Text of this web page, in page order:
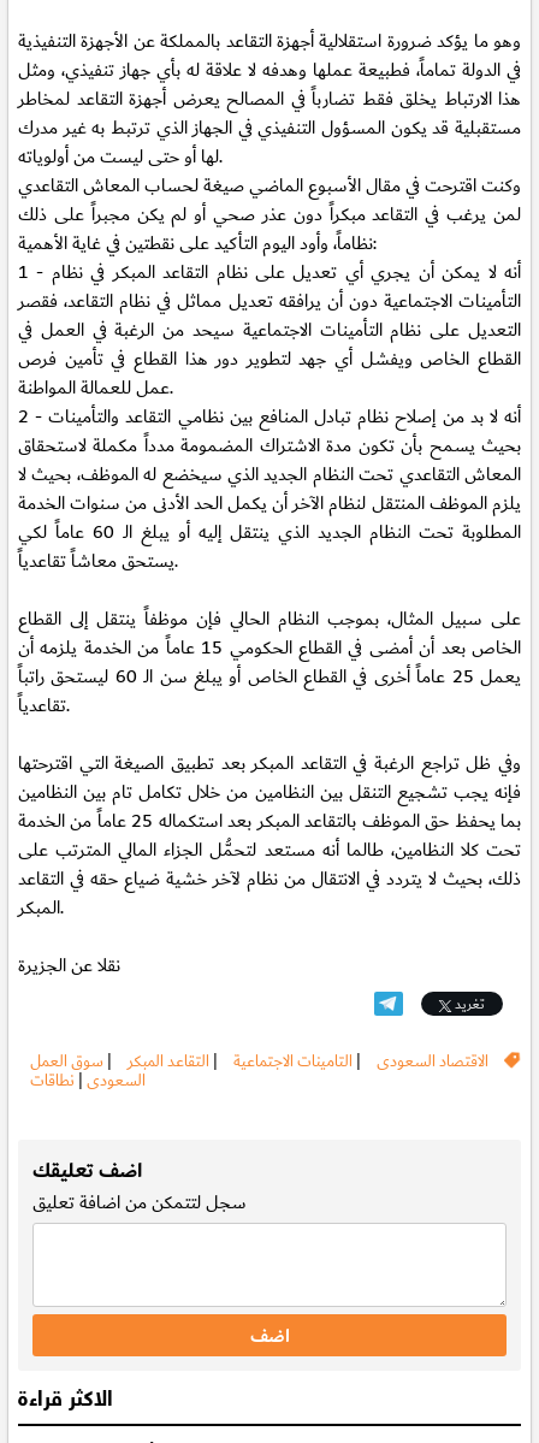
وهو ما يؤكد ضرورة استقلالية أجهزة التقاعد بالمملكة عن الأجهزة التنفيذية
في الدولة تماماً، فطبيعة عملها وهدفه لا علاقة له بأي جهاز تنفيذي، ومثل
هذا الارتباط يخلق فقط تضارباً في المصالح يعرض أجهزة التقاعد لمخاطر
مستقبلية قد يكون المسؤول التنفيذي في الجهاز الذي ترتبط به غير مدرك
لها أو حتى ليست من أولوياته.
وكنت اقترحت فيمقال الأسبوع الماضيصيغة لحساب المعاش التقاعدي
لمن يرغب في التقاعد مبكراً دون عذر صحي أو لم يكن مجبراً على ذلك
نظاماً، وأود اليوم التأكيد على نقطتين في غاية الأهمية:
1 - أنه لا يمكن أن يجري أي تعديل على نظام التقاعد المبكر في نظام
التأمينات الاجتماعية دون أن يرافقه تعديل مماثل في نظام التقاعد، فقصر
التعديل على نظام التأمينات الاجتماعية سيحد من الرغبة في العمل في
القطاع الخاص ويفشل أي جهد لتطوير دور هذا القطاع في تأمين فرص
عمل للعمالة المواطنة.
2 - أنه لا بد من إصلاح نظام تبادل المنافع بين نظامي التقاعد والتأمينات
بحيث يسمح بأن تكون مدة الاشتراك المضمومة مدداً مكملة لاستحقاق
المعاش التقاعدي تحت النظام الجديد الذي سيخضع له الموظف، بحيث لا
يلزم الموظف المنتقل لنظام الآخر أن يكمل الحد الأدنى من سنوات الخدمة
المطلوبة تحت النظام الجديد الذي ينتقل إليه أو يبلغ الـ 60 عاماً لكي
يستحق معاشاً تقاعدياً.
على سبيل المثال، بموجب النظام الحالي فإن موظفاً ينتقل إلى القطاع
الخاص بعد أن أمضى في القطاع الحكومي 15 عاماً من الخدمة يلزمه أن
يعمل 25 عاماً أخرى في القطاع الخاص أو يبلغ سن الـ 60 ليستحق راتباً
تقاعدياً.
وفي ظل تراجع الرغبة في التقاعد المبكر بعد تطبيق الصيغة التي اقترحتها
فإنه يجب تشجيع التنقل بين النظامين من خلال تكامل تام بين النظامين
بما يحفظ حق الموظف بالتقاعد المبكر بعد استكماله 25 عاماً من الخدمة
تحت كلا النظامين، طالما أنه مستعد لتحمُّل الجزاء المالي المترتب على
ذلك، بحيث لا يتردد في الانتقال من نظام لآخر خشية ضياع حقه في التقاعد
المبكر.
نقلا عن الجزيرة
تغريد
الاقتصاد السعودى | التامينات الاجتماعية | التقاعد المبكر |سوق العمل
السعودى| نطاقات
اضف تعليقك
سجللتتمكن من اضافة تعليق
الاكثر قراءة